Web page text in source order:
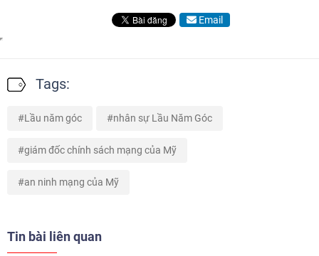
Email
Tags:
Lầu năm góc nhân sự Lầu Năm Góc
giám đốc chính sách mạng của Mỹ
an ninh mạng của Mỹ
Tin bài liên quan